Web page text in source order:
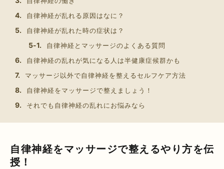
自律神経が乱れる原因はなに？
自律神経が乱れた時の症状は？
自律神経とマッサージのよくある質問
自律神経の乱れが気になる人は半健康症候群かも
マッサージ以外で自律神経を整えるセルフケア方法
自律神経をマッサージで整えましょう！
それでも自律神経の乱れにお悩みなら
自律神経をマッサージで整えるやり方を伝
授！